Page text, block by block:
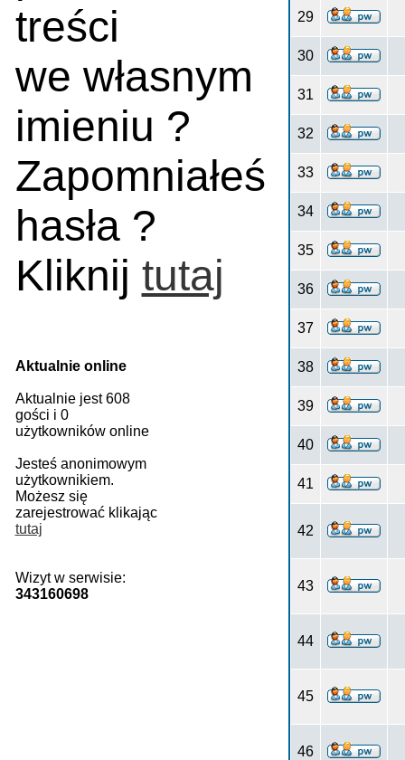
treści
we własnym
imieniu ?
Zapomniałeś
hasła ?
Kliknij tutaj
Aktualnie online
Aktualnie jest 608
gości i 0
użytkowników online
Jesteś anonimowym
użytkownikiem.
Możesz się
zarejestrować klikając
tutaj
Wizyt w serwisie:
343160698
29
30
31
32
33
34
35
36
37
38
39
40
41
42
43
44
45
46